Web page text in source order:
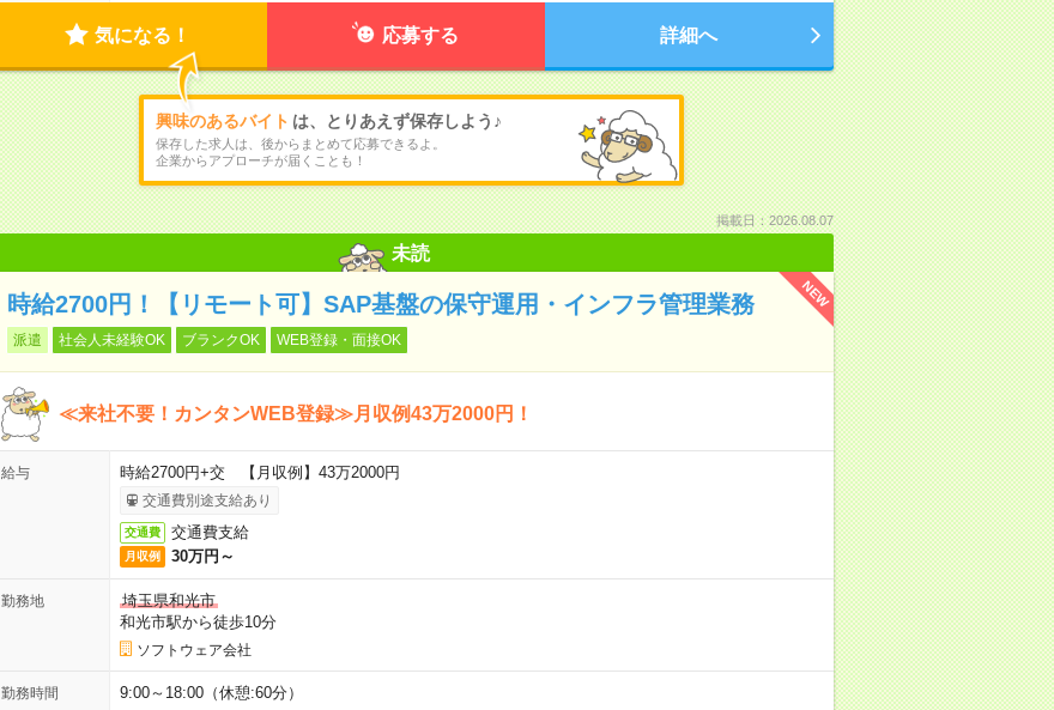
気になる！ 応募する 詳細へ
興味のあるバイト は、とりあえず保存しよう♪
保存した求人は、後からまとめて応募できるよ。
企業からアプローチが届くことも！
掲載日：2026.08.07
未読
NEW
時給2700円！【リモート可】SAP基盤の保守運用・インフラ管理業務
派遣 社会人未経験OK ブランクOK WEB登録・面接OK
≪来社不要！カンタンWEB登録≫月収例43万2000円！
給与 時給2700円+交 【月収例】43万2000円
交通費別途支給あり
交通費 交通費支給
月収例 30万円～
勤務地
埼玉県和光市
和光市駅から徒歩10分
ソフトウェア会社
勤務時間 9:00～18:00（休憩:60分）